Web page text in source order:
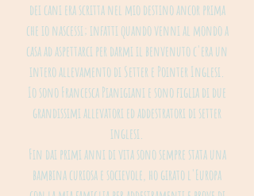
dei cani era scritta nel mio destino ancor prima
che io nascessi; infatti quando venni al mondo a
casa ad aspettarci per darmi il benvenuto c'era un
intero allevamento di Setter e Pointer Inglesi.
Io sono Francesca Pianigiani e sono figlia di due
grandissimi allevatori ed addestratori di setter
inglesi.
Fin dai primi anni di vita sono sempre stata una
bambina curiosa e socievole, ho girato l'Europa